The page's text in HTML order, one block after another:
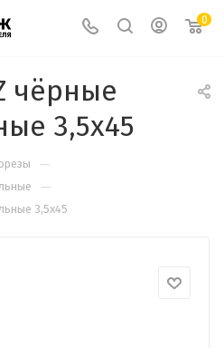
0
чёрные
3,5х45
—
—
3,5х45